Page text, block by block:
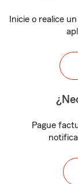
Inicie o realice
Pague